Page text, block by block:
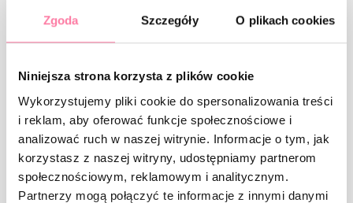
Zgoda Szczegóły O plikach cookies
Niniejsza strona korzysta z plików cookie
Wykorzystujemy pliki cookie do spersonalizowania treści
i reklam, aby oferować funkcje społecznościowe i
analizować ruch w naszej witrynie. Informacje o tym, jak
korzystasz z naszej witryny, udostępniamy partnerom
społecznościowym, reklamowym i analitycznym.
Partnerzy mogą połączyć te informacje z innymi danymi
Stanowcza w poglądach, często kontrowersyjna, pozostaje
jedną z najlepiej ocenianych trenerek w kraju i za granicą.
Zwyciężczyni w konkursie BIZNESWOMAN ROKU w kategorii
„Biznes roku – przychód do 10 milionów złotych”.
Edukatorka szkoląca z zakresu stylizacji paznokci na 5
kontynentach, od Peru i USA, aż po Indie, Malediwy, Mauritius
czy Tajlandię.